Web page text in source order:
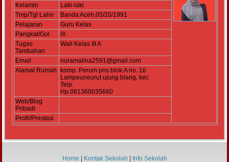
Kelamin
Laki-laki
Tmp/Tgl Lahir
Banda Aceh,05/20/1991
Pelajaran
Guru Kelas
Pangkat/Gol
IX
Tugas
Tambahan
Wali Kelas III A
Email
nuramalina2591@gmail.com
Alamat Rumah
komp. Perum pns blok:A no. 16
Lampeuneurut ujung blang, kec
Telp.
Hp.081360035660
Web/Blog
Pribadi
Profil/Prestasi
Home Kontak Sekolah Info Sekolah